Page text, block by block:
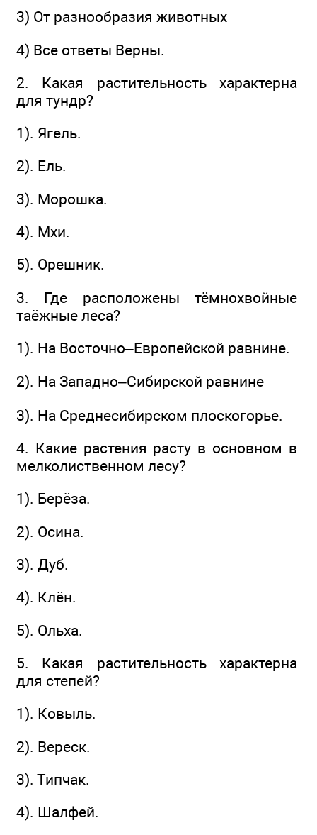
3) От разнообразия животных
4) Все ответы Верны.
2. Какая растительность характерна
для тундр?
1). Ягель.
2). Ель.
3). Морошка.
4). Мхи.
5). Орешник.
3. Где расположены тёмнохвойные
таёжные леса?
1). На Восточно–Европейской равнине.
2). На Западно–Сибирской равнине
3). На Среднесибирском плоскогорье.
4. Какие растения расту в основном в
мелколиственном лесу?
1). Берёза.
2). Осина.
3). Дуб.
4). Клён.
5). Ольха.
5. Какая растительность характерна
для степей?
1). Ковыль.
2). Вереск.
3). Типчак.
4). Шалфей.